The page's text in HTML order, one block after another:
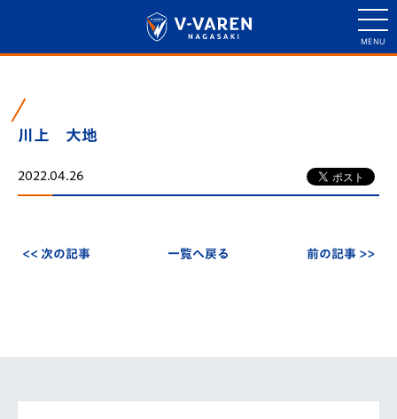
川上 大地
2022.04.26
<< 次の記事 一覧へ戻る 前の記事 >>